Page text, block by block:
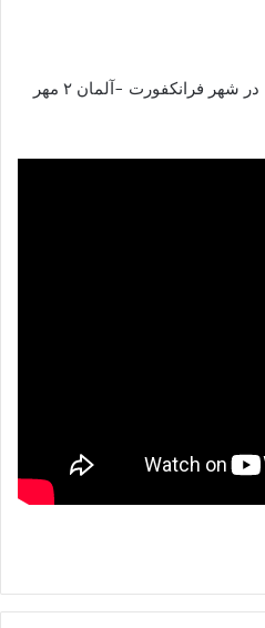
تظاهرات حزب مردم بلوچستان در شهر فرانکفورت -آلمان ٢ مهر